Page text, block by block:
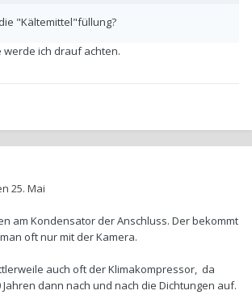
"Kältemittel"füllung?
werde ich drauf achten.
25. Mai
am Kondensator der Anschluss. Der bekommt
oft nur mit der Kamera.
auch oft der Klimakompressor, da
dann nach und nach die Dichtungen auf.